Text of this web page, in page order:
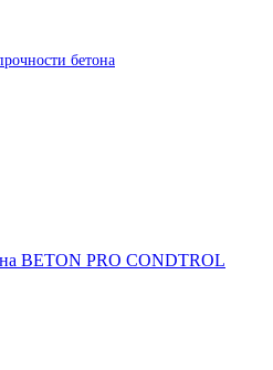
бетона
BETON PRO CONDTROL